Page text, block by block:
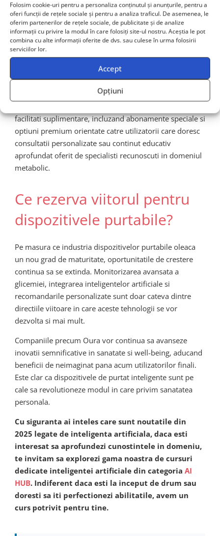
Folosim cookie-uri pentru a personaliza conținutul și anunțurile, pentru a
oferi funcții de rețele sociale și pentru a analiza traficul. De asemenea, le
oferim partenerilor de rețele sociale, de publicitate și de analize
informații cu privire la modul în care folosiți site-ul nostru. Aceștia le pot
combina cu alte informații oferite de dvs. sau culese în urma folosirii
serviciilor lor.
Accept
Opțiuni
Oura anunta ca noua sa solutie va fi disponibila pentru
consumatori incepand cu a doua jumatate a acestui an
si ca va fi compatibila atat cu sistemele Android, cat si
iOS. Utilizatorii existenti vor avea posibilitatea de a se
un simplu upgrade software si instalarea senzorului
facilitati suplimentare, incluzand abonamente speciale si
optiuni premium orientate catre utilizatorii care doresc
consultatii personalizate sau continut educativ
aprofundat oferit de specialisti recunoscuti in domeniul
metabolic.
Ce rezerva viitorul pentru
dispozitivele purtabile?
Pe masura ce industria dispozitivelor purtabile oleaca
un nou grad de maturitate, oportunitatile de crestere
continua sa se extinda. Monitorizarea avansata a
glicemiei, integrarea inteligentelor artificiale si
recomandarile personalizate sunt doar cateva dintre
directiile viitoare in care aceste tehnologii se vor
dezvolta si mai mult.
Companiile precum Oura vor continua sa avanseze
inovatii semnificative in sanatate si well-being, aducand
beneficii de neimaginat pana acum utilizatorilor finali.
Este clar ca dispozitivele de purtat inteligente sunt pe
cale sa revolutioneze modul in care privim sanatatea
personala.
Cu siguranta ai inteles care sunt noutatile din
2025 legate de inteligenta artificiala, daca esti
interesat sa aprofundezi cunostintele in domeniu,
te invitam sa explorezi gama noastra de cursuri
dedicate inteligentei artificiale din categoria AI
HUB. Indiferent daca esti la inceput de drum sau
doresti sa iti perfectionezi abilitatile, avem un
curs potrivit pentru tine.